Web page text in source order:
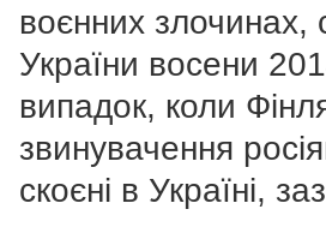
воєнних злочинах,
України восени
випадок, коли
звинувачення
скоєні в Україні,